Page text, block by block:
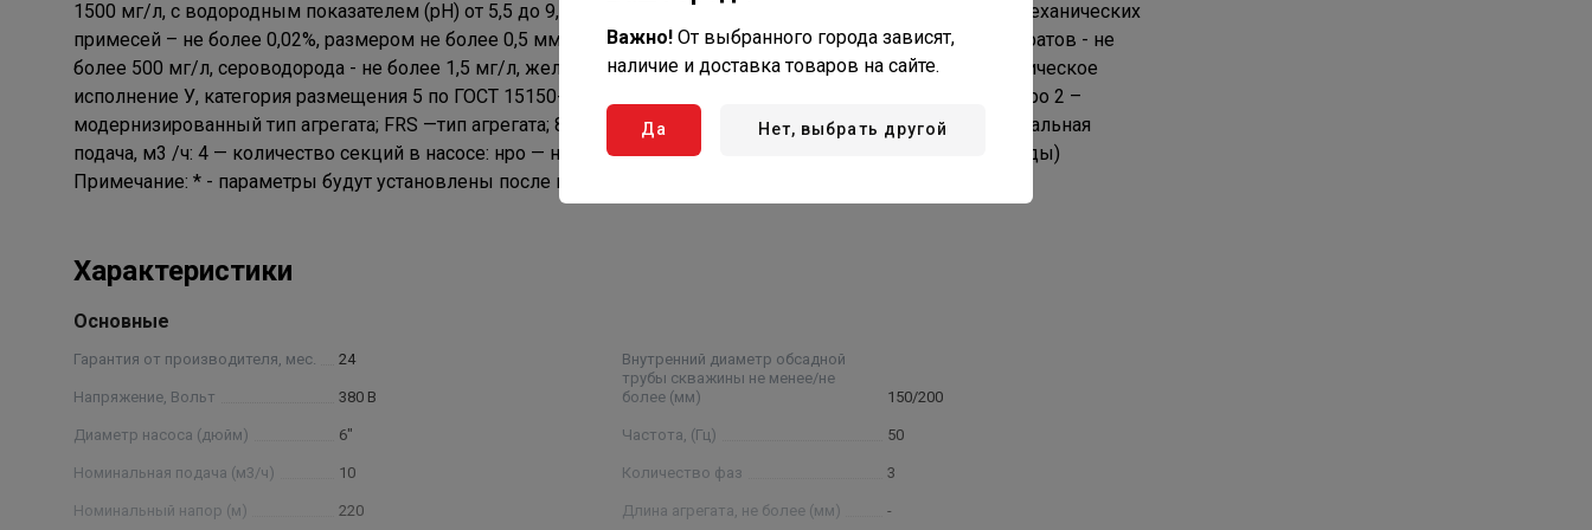
1500 мг/л, с водородным показателем (рН) от 5,5 до 9,5, температурой до 30°С, массовой долей твердых механических
примесей – не более 0,02%, размером не более 0,5 мм с содержанием хлоридов - не более 350 мг/л, сульфатов - не
более 500 мг/л, сероводорода - не более 1,5 мг/л, железа (общее содержание) – не более 0,3мг/л. Климатическое
исполнение У, категория размещения 5 по ГОСТ 15150-69. Структура условного обозначения: 2FRS 8-40/4 нро 2 –
модернизированный тип агрегата; FRS —тип агрегата; 8 — условный диаметр насоса в дюймах ; 40 — номинальная
подача, м3 /ч: 4 — количество секций в насосе: нро — нержавеющие рабочие органы (рабочие колеса, отводы)
Примечание: * - параметры будут установлены после проведения испытания агрегатов.
Характеристики
Основные
Гарантия от производителя, мес. 24
Напряжение, Вольт 380 В
Диаметр насоса (дюйм) 6"
Номинальная подача (м3/ч) 10
Номинальный напор (м) 220
Внутренний диаметр обсадной
трубы скважины не менее/не
более (мм)
150/200
Частота, (Гц) 50
Количество фаз 3
Длина агрегата, не более (мм) -
Важно! От выбранного города зависят,
наличие и доставка товаров на сайте.
Да Нет, выбрать другой